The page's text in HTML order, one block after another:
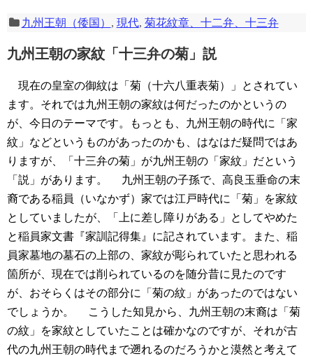
九州王朝（倭国） , 現代, 菊花紋章、十二弁、十三弁
九州王朝の家紋「十三弁の菊」説
現在の皇室の御紋は「菊（十六八重表菊）」とされてい
ます。それでは九州王朝の家紋は何だったのかというの
が、今日のテーマです。もっとも、九州王朝の時代に「家
紋」などというものがあったのかも、はなはだ疑問ではあ
りますが、「十三弁の菊」が九州王朝の「家紋」だという
「説」があります。
九州王朝の子孫で、高良玉垂命の末
裔である稲員（いなかず）家では江戸時代に「菊」を家紋
としていましたが、「上に差し障りがある」としてやめた
と稲員家文書『家訓記得集』に記されています。また、稲
員家墓地の墓石の上部の、家紋が彫られていたと思われる
箇所が、現在では削られているのを随分昔に見たのです
が、おそらくはその部分に「菊の紋」があったのではない
でしょうか。
こうした知見から、九州王朝の末裔は「菊
の紋」を家紋としていたことは確かなのですが、それが古
代の九州王朝の時代まで遡れるのだろうかと漠然と考えて